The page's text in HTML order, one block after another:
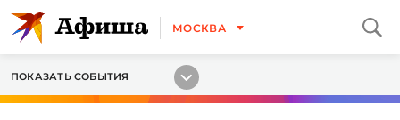
МОСКВА
ПОКАЗАТЬ СОБЫТИЯ